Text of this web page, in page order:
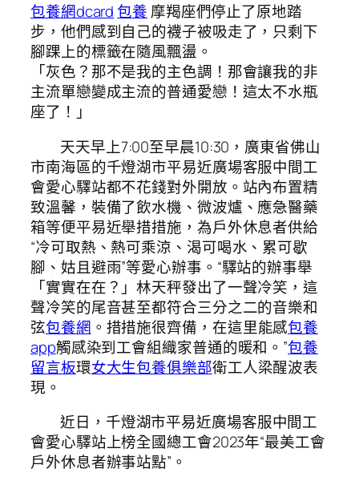
包養網dcard包養摩羯座們停止了原地踏
步，他們感到自己的襪子被吸走了，只剩下
腳踝上的標籤在隨風飄盪。
「灰色？那不是我的主色調！那會讓我的非
主流單戀變成主流的普通愛戀！這太不水瓶
座了！」
天天早上7:00至早晨10:30，廣東省佛山
市南海區的千燈湖市平易近廣場客服中間工
會愛心驛站都不花錢對外開放。站內布置精
致溫馨，裝備了飲水機、微波爐、應急醫藥
箱等便平易近舉措措施，為戶外休息者供給
“冷可取熱、熱可乘涼、渴可喝水、累可歇
腳、姑且避雨”等愛心辦事。“驛站的辦事舉
「實實在在？」林天秤發出了一聲冷笑，這
聲冷笑的尾音甚至都符合三分之二的音樂和
弦包養網 。措措施很齊備，在這里能感包養
app觸感染到工會組織家普通的暖和。”包養
留言板環女大生包養俱樂部衛工人梁醒波表
現。
近日，千燈湖市平易近廣場客服中間工
會愛心驛站上榜全國總工會2023年“最美工會
戶外休息者辦事站點”。